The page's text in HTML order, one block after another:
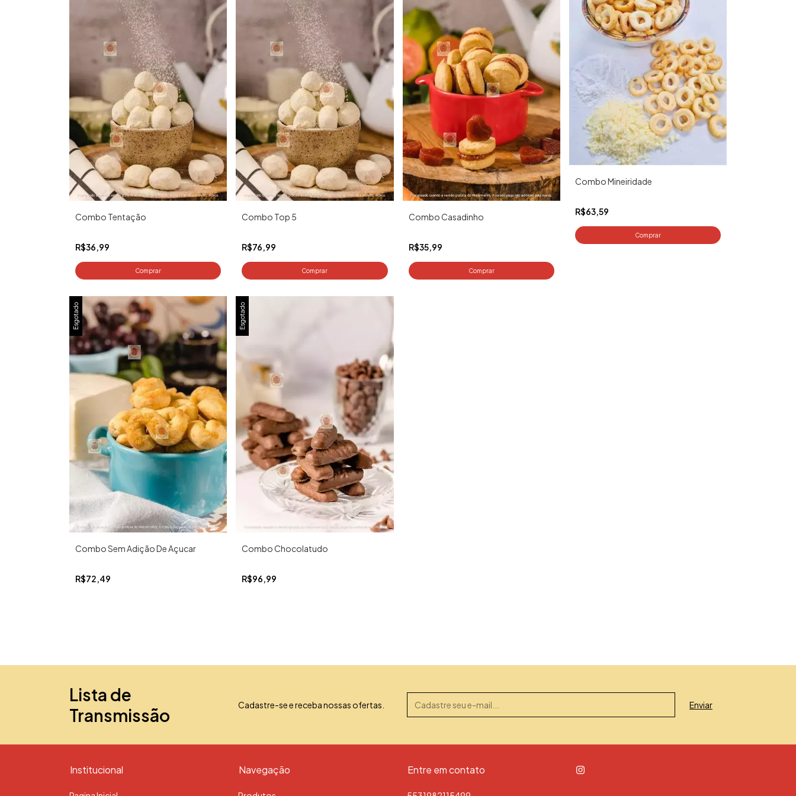
Combo Tentação
R$36,99
Combo Top 5
R$76,99
Combo Casadinho
R$35,99
Combo Mineiridade
R$63,59
Esgotado
Combo Sem Adição De Açucar
R$72,49
Esgotado
Combo Chocolatudo
R$96,99
Lista de
Transmissão
Cadastre-se e receba nossas ofertas.
Institucional Navegação Entre em contato